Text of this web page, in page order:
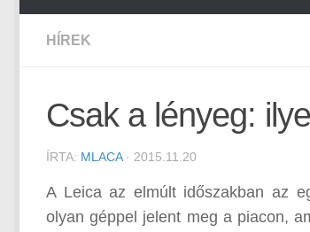
HÍREK
Csak a lényeg:
ÍRTA: MLACA· 2015.11.20
A Leica az elmúlt időszakban az
olyan géppel jelent meg a piacon,